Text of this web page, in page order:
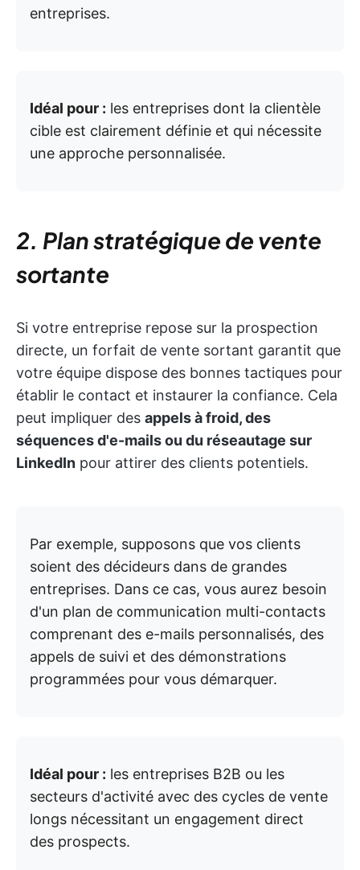
entreprises.
Idéal pour : les entreprises dont la clientèle
cible est clairement définie et qui nécessite
une approche personnalisée.
2. Plan stratégique de vente
sortante
Si votre entreprise repose sur la prospection
directe, un forfait de vente sortant garantit que
votre équipe dispose des bonnes tactiques pour
établir le contact et instaurer la confiance. Cela
peut impliquer des appels à froid, des
séquences d'e-mails ou du réseautage sur
LinkedIn pour attirer des clients potentiels.
Par exemple, supposons que vos clients
soient des décideurs dans de grandes
entreprises. Dans ce cas, vous aurez besoin
d'un plan de communication multi-contacts
comprenant des e-mails personnalisés, des
appels de suivi et des démonstrations
programmées pour vous démarquer.
Idéal pour : les entreprises B2B ou les
secteurs d'activité avec des cycles de vente
longs nécessitant un engagement direct
des prospects.